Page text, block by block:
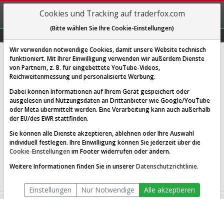
REGIS-
TRIEREN
Smith & Wesson Brands Inc.
[SWBI | WKN A2P567 | ISIN US8317541063]
14,352 $ -1,36 %
Echtzeit-Aktienkurs 07.08.2026 16:56 Uhr
BID:14,288 $
Website:
Sektor:
Industrials / Aerospace & Defense
0.65 Mrd. USD
Anzahl
44,727,068
Cookies und Tracking auf traderfox.com
(Bitte wählen Sie Ihre Cookie-Einstellungen)
Wir verwenden notwendige Cookies, damit unsere Website technisch
funktioniert. Mit Ihrer Einwilligung verwenden wir außerdem Dienste
von Partnern, z. B. für eingebettete YouTube-Videos,
Reichweitenmessung und personalisierte Werbung.
Dabei können Informationen auf Ihrem Gerät gespeichert oder
ausgelesen und Nutzungsdaten an Drittanbieter wie Google/YouTube
oder Meta übermittelt werden. Eine Verarbeitung kann auch außerhalb
der EU/des EWR stattfinden.
Sie können alle Dienste akzeptieren, ablehnen oder Ihre Auswahl
individuell festlegen. Ihre Einwilligung können Sie jederzeit über die
Cookie-Einstellungen im Footer widerrufen oder ändern.
Weitere Informationen finden Sie in unsererDatenschutzrichtlinie.
Einstellungen Nur Notwendige Alle akzeptieren